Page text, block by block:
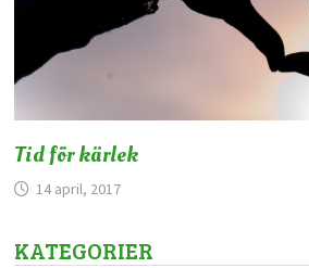
Tid för kärlek
14 april, 2017
KATEGORIER